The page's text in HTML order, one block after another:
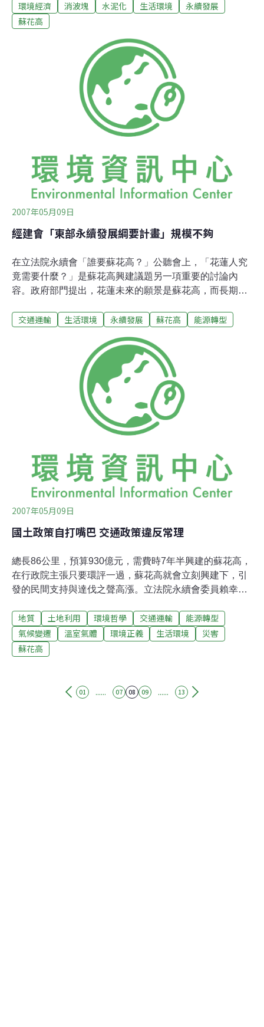
年政府投資花蓮的經費，已經超過300億元，但是這些經
費都與公路建設有關，由此可見，公路建設不等同於經濟
發展。她指出台九線與台11線的拓寬，周邊民眾並未獲
利，以及人口負成長的事實來證明。花蓮未來的發展究竟
要向西看，還是向東看？向西部看，以工業發展的思考邏
輯，十大建設為花蓮帶來的花蓮港，帶來了砂石業、礦
業、水泥業、造紙廠，數十年來，東沙北運造成海岸退
縮。花蓮有了這些產業，為何失業率還是這麼高？她希望
人們能夠向東看，看見花蓮在環太平洋資源帶國際舞台上
的角色。鍾寶珠提出4項花蓮發展的因子：：台鐵已於8日
環境經濟
消波塊 水泥化 生活環境
永續發展
蘇花高
2007年05月09日
經建會「東部永續發展綱要計畫」規模不夠
在立法院永續會「誰要蘇花高？」公聽會上，「花蓮人究
竟需要什麼？」是蘇花高興建議題另一項重要的討論內
容。政府部門提出，花蓮未來的願景是蘇花高，而長期在
花蓮在地民眾表示，蘇花高興建後，預估每日帶來6萬輛
公教農民占95%的花蓮有什麼好處？95%的花蓮人，有什
麼理由應該接受這6萬車潮帶來的市區停車問題、為什麼
要犧牲新鮮的空氣、大山大水藍天，來換取西部的污染？
他質疑，花蓮縣政府在2000年進行的民調，有8成民眾支
持蘇花高，但民調的有效份數卻只有390份。花蓮當地的
報紙，每天都在說：蘇花高是花蓮人的希望。在花蓮居住
兩年，準備拍攝紀錄片的導演蕭菊貞也表示，政府是否讓
「高速公路好，所有東西都會好」、「因為失業率高、所
以要蘇花高」的迷思，在釋放訊息上不夠嚴謹
交通運輸 生活環境 永續發展 蘇花高 能源轉型
2007年05月09日
國土政策自打嘴巴 交通政策違反常理
總長86公里，預算930億元，需費時7年半興建的蘇花高，
在行政院主張只要環評一過，蘇花高就會立刻興建下，引
發的民間支持與達伐之聲高漲。立法院永續會委員賴幸媛
論，且民眾獲取的資訊不足，究竟花東人需要什麼樣的願
景，一條高速公路是否就等於經濟永續繁榮，蘇花高對東
部環境破壞造成疑慮，不建蘇花高，其他的替代方案為
何？昨（8）日在立法院舉行的公聽會，民間保育團體、
發政策自打嘴巴、交通政策無視全球推動大眾運輸趨勢，
地質 土地利用 環境哲學 交通運輸
能源轉型
氣候變遷
溫室氣體 環境正義 生活環境
災害
蘇花高
01 ...... 07 08 09 ...... 13